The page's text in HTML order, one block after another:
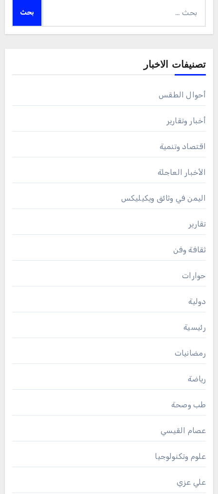
عن:
تصنيفات الاخبار
أحوال الطقس
أخبار وتقارير
اقتصاد وتنمية
الأخبار العاجلة
اليمن في وثائق ويكيليكس
تقارير
ثقافة وفن
حوارات
دولية
رئيسية
رمضانيات
رياضة
طب وصحة
عصام القيسي
علوم وتكنولوجيا
علي عزي